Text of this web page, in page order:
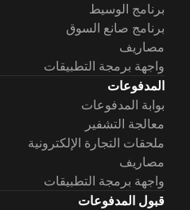
برنامج الوسيط
برنامج صانع السوق
مصاريف
واجهة برمجة التطبيقات
المدفوعات
بوابة المدفوعات
معالجة التشفير
ملحقات التجارة الإلكترونية
مصاريف
واجهة برمجة التطبيقات
قبول المدفوعات